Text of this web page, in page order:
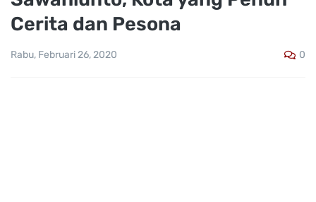
Cerita dan Pesona
Rabu, Februari 26, 2020 0